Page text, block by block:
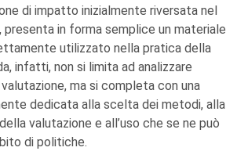
di impatto inizialmente riversata nel
presenta in forma semplice un materiale
utilizzato nella pratica della
infatti, non si limita ad analizzare
ma si completa con una
dedicata alla scelta dei metodi, alla
valutazione e all’uso che se ne può
di politiche.